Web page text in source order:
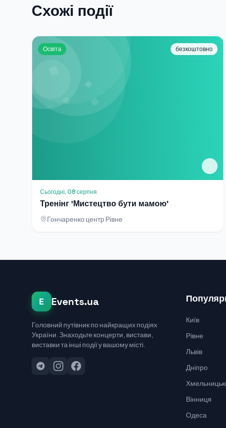
Схожі події
Освіта безкоштовно
Сьогодні, 08 серпня
Тренінг 'Мистецтво бути мамою'
Гончаренко центр Рівне
E Events.ua
Головний путівник по найкращих подіях
України. Знаходьте концерти, вистави,
виставки та інші події у вашому місті.
Київ
Рівне
Львів
Дніпро
Вінниця
Одеса